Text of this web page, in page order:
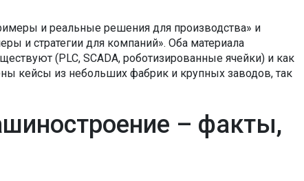
и реальные решения для производства» и
и стратегии для компаний». Оба материала
(PLC, SCADA, роботизированные ячейки) и как
кейсы из небольших фабрик и крупных заводов, так
– факты,